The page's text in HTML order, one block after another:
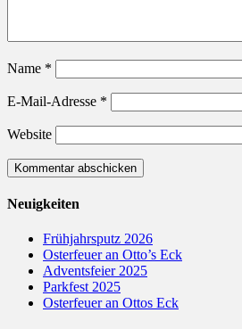
Name *
E-Mail-Adresse *
Website
Neuigkeiten
Frühjahrsputz 2026
Osterfeuer an Otto’s Eck
Adventsfeier 2025
Parkfest 2025
Osterfeuer an Ottos Eck